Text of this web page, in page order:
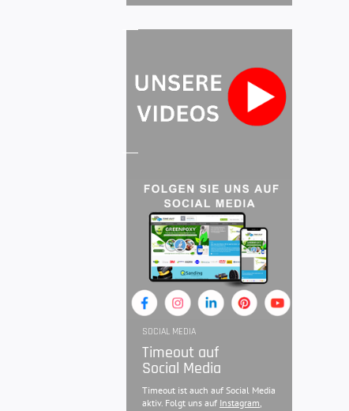
SOCIAL MEDIA
Timeout auf
Social Media
Timeout ist auch auf Social Media
aktiv. Folgt uns auf Instagram,